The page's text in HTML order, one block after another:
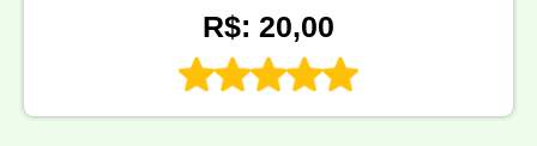
R$: 20,00